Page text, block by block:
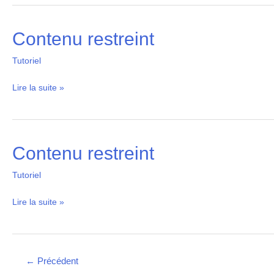
Contenu restreint
Tutoriel
Contenu
Lire la suite »
Contenu restreint
Tutoriel
Contenu
Lire la suite »
← Précédent